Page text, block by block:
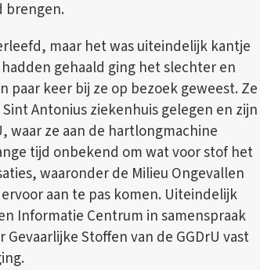
brengen.
maar het was uiteindelijk kantje
gehaald ging het slechter en
paar keer bij ze op bezoek geweest. Ze
Antonius ziekenhuis gelegen en zijn
waar ze aan de hartlongmachine
tijd onbekend om wat voor stof het
waaronder de Milieu Ongevallen
aan te pas komen. Uiteindelijk
Informatie Centrum in samenspraak
Stoffen van de GGDrU vast